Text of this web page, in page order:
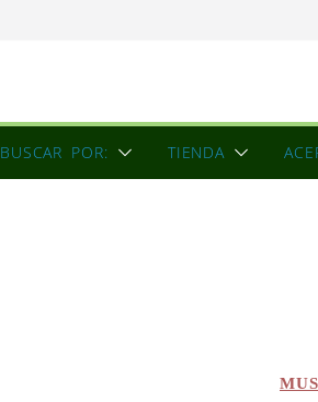
BUSCAR POR: TIENDA